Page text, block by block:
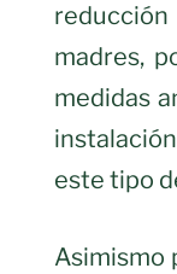
madres,
medidas
este tipo
Asimismo